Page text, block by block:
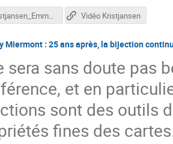
Kristjansen_Emmanuel60.pdf Vidéo Kristjansen
Miermont : 25 ans après, la bijection
sera sans doute pas
et en
sont des outils
fines des